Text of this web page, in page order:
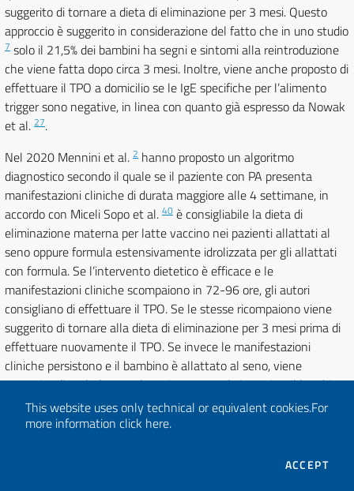
This website uses only technical or equivalent cookies.For
more information click here.
ACCEPTTHE
suggerito di tornare a dieta di eliminazione per 3 mesi. Questo
approccio è suggerito in considerazione del fatto che in uno studio
7 solo il 21,5% dei bambini ha segni e sintomi alla reintroduzione
che viene fatta dopo circa 3 mesi. Inoltre, viene anche proposto di
effettuare il TPO a domicilio se le IgE specifiche per l’alimento
trigger sono negative, in linea con quanto già espresso da Nowak
et al. 27.
Nel 2020 Mennini et al. 2 hanno proposto un algoritmo
diagnostico secondo il quale se il paziente con PA presenta
manifestazioni cliniche di durata maggiore alle 4 settimane, in
accordo con Miceli Sopo et al. 40 è consigliabile la dieta di
eliminazione materna per latte vaccino nei pazienti allattati al
seno oppure formula estensivamente idrolizzata per gli allattati
con formula. Se l’intervento dietetico è efficace e le
manifestazioni cliniche scompaiono in 72-96 ore, gli autori
consigliano di effettuare il TPO. Se le stesse ricompaiono viene
suggerito di tornare alla dieta di eliminazione per 3 mesi prima di
effettuare nuovamente il TPO. Se invece le manifestazioni
cliniche persistono e il bambino è allattato al seno, viene
suggerito di escludere anche soia e uova; altrimenti se il bambino
è allattato con formula idrolizzata estensiva di passare a miscela
amminoacidica. Sia nel caso in cui la dieta di eliminazione per
amminoacidica non siano efficaci, viene consigliato di effettuare